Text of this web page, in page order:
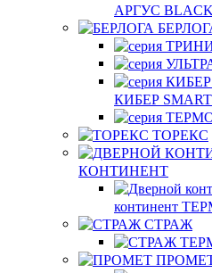
АРГУС BLACK
КИБЕР SMART
ТОРЕКС
КОНТИНЕНТ
континент
СТРАЖ